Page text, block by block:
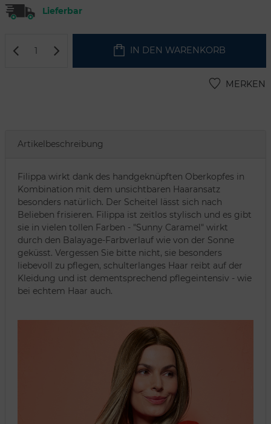
Lieferbar
IN DEN WARENKORB
MERKEN
Artikelbeschreibung
Filippa wirkt dank des handgeknüpften Oberkopfes in
Kombination mit dem unsichtbaren Haaransatz
besonders natürlich. Der Scheitel lässt sich nach
Belieben frisieren. Filippa ist zeitlos stylisch und es gibt
sie in vielen tollen Farben - "Sunny Caramel" wirkt
durch den Balayage-Farbverlauf wie von der Sonne
geküsst. Vergessen Sie bitte nicht, sie besonders
liebevoll zu pflegen, schulterlanges Haar reibt auf der
Kleidung und ist dementsprechend pflegeintensiv - wie
bei echtem Haar auch.